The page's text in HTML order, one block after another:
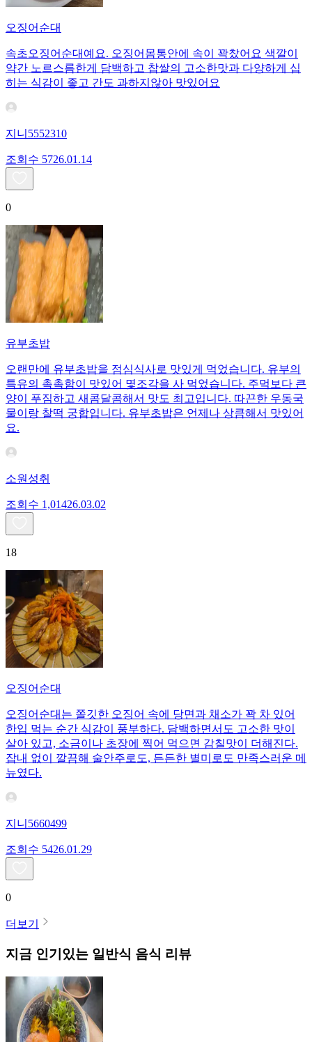
오징어순대
속초오징어순대예요. 오징어몸통안에 속이 꽉찼어요 색깔이
약간 노르스름한게 담백하고 찹쌀의 고소한맛과 다양하게 십
히는 식감이 좋고 간도 과하지않아 맛있어요
지니5552310
조회수 5726.01.14
0
유부초밥
오랜만에 유부초밥을 점심식사로 맛있게 먹었습니다. 유부의
특유의 촉촉함이 맛있어 몇조각을 사 먹었습니다. 주먹보다 큰
양이 푸짐하고 새콤달콤해서 맛도 최고입니다. 따끈한 우동국
물이랑 찰떡 궁합입니다. 유부초밥은 언제나 상큼해서 맛있어
요.
소원성취
조회수 1,01426.03.02
18
오징어순대
오징어순대는 쫄깃한 오징어 속에 당면과 채소가 꽉 차 있어
한입 먹는 순간 식감이 풍부하다. 담백하면서도 고소한 맛이
살아 있고, 소금이나 초장에 찍어 먹으면 감칠맛이 더해진다.
잡내 없이 깔끔해 술안주로도, 든든한 별미로도 만족스러운 메
뉴였다.
지니5660499
조회수 5426.01.29
0
더보기
지금 인기있는 일반식 음식 리뷰